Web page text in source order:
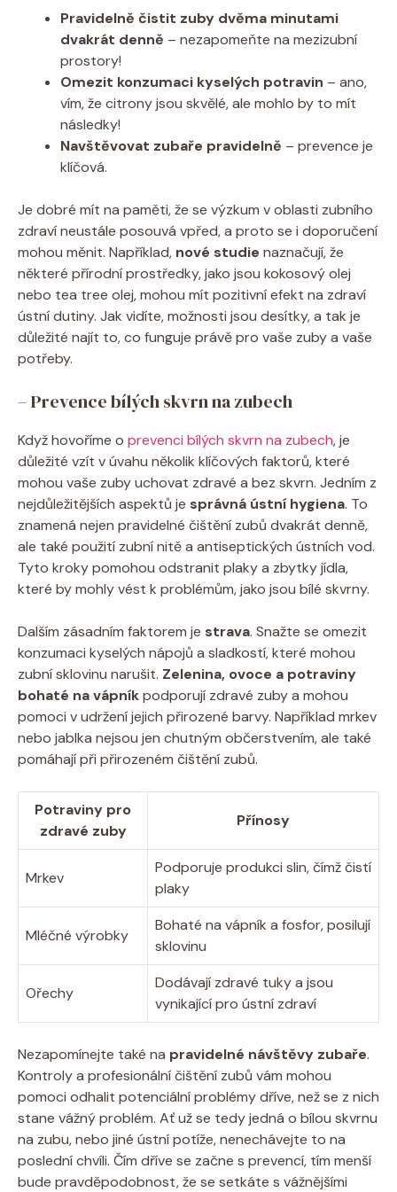
Pravidelně čistit zuby dvěma minutami
dvakrát denně – nezapomeňte na mezizubní
prostory!
Omezit konzumaci kyselých potravin – ano,
vím, že citrony jsou skvělé, ale mohlo by to mít
následky!
Navštěvovat zubaře pravidelně – prevence je
klíčová.
Je dobré mít na paměti, že se výzkum v oblasti zubního
zdraví neustále posouvá vpřed, a proto se i doporučení
mohou měnit. Například, nové studie naznačují, že
některé přírodní prostředky, jako jsou kokosový olej
nebo tea tree olej, mohou mít pozitivní efekt na zdraví
ústní dutiny. Jak vidíte, možnosti jsou desítky, a tak je
důležité najít to, co funguje právě pro vaše zuby a vaše
potřeby.
– Prevence bílých skvrn na zubech
Když hovoříme o prevenci bílých skvrn na zubech, je
důležité vzít v úvahu několik klíčových faktorů, které
mohou vaše zuby uchovat zdravé a bez skvrn. Jedním z
nejdůležitějších aspektů je správná ústní hygiena. To
znamená nejen pravidelné čištění zubů dvakrát denně,
ale také použití zubní nitě a antiseptických ústních vod.
Tyto kroky pomohou odstranit plaky a zbytky jídla,
které by mohly vést k problémům, jako jsou bílé skvrny.
Dalším zásadním faktorem je strava. Snažte se omezit
konzumaci kyselých nápojů a sladkostí, které mohou
zubní sklovinu narušit. Zelenina, ovoce a potraviny
bohaté na vápníkpodporují zdravé zuby a mohou
pomoci v udržení jejich přirozené barvy. Například mrkev
nebo jablka nejsou jen chutným občerstvením, ale také
pomáhají při přirozeném čištění zubů.
Potraviny pro
zdravé zuby
Přínosy
Mrkev
Podporuje produkci slin, čímž čistí
plaky
Mléčné výrobky
Bohaté na vápník a fosfor, posilují
sklovinu
Ořechy
Dodávají zdravé tuky a jsou
vynikající pro ústní zdraví
Nezapomínejte také na pravidelné návštěvy zubaře.
Kontroly a profesionální čištění zubů vám mohou
pomoci odhalit potenciální problémy dříve, než se z nich
stane vážný problém. Ať už se tedy jedná o bílou skvrnu
na zubu, nebo jiné ústní potíže, nenechávejte to na
poslední chvíli. Čím dříve se začne s prevencí, tím menší
bude pravděpodobnost, že se setkáte s vážnějšími